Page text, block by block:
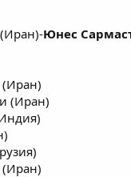
Юнес
(Иран)